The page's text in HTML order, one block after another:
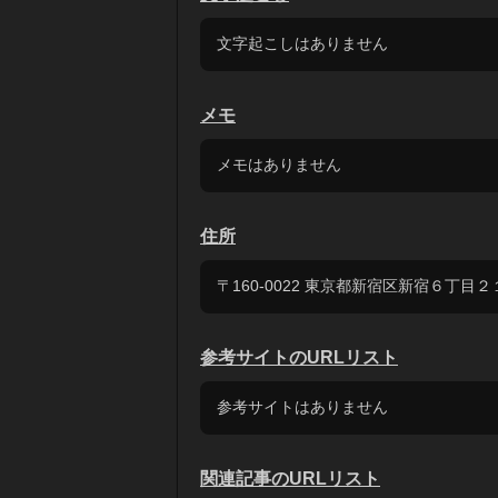
文字起こしはありません
メモ
メモはありません
住所
〒160-0022 東京都新宿区新宿６丁目２
参考サイトのURLリスト
参考サイトはありません
関連記事のURLリスト